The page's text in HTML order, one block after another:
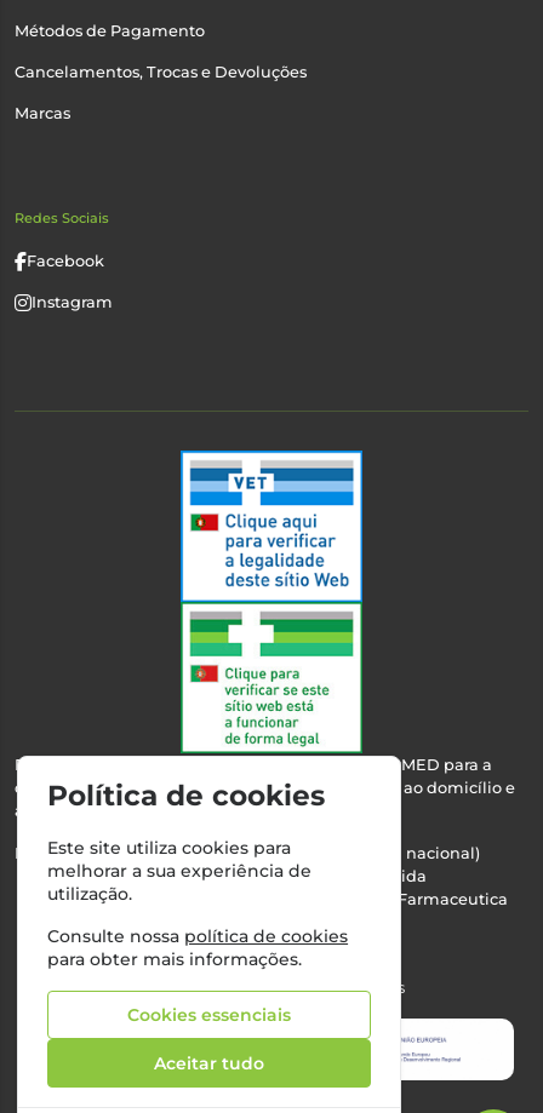
Métodos de Pagamento
Cancelamentos, Trocas e Devoluções
Marcas
Redes Sociais
Facebook
Instagram
Esta farmácia encontra-se autorizada pelo INFARMED para a
dispensa de medicamentos e produtos de saúde ao domicílio e
através da internet.
Nº Infarmed: 21 798 7100 (chamada para rede fixa nacional)
Direção Técnica:Maria Teresa Almeida
NIPC:510103669 | Teresa Almeida - Sociedade Farmaceutica
Alvará nº:2994
©2026 Todos os direitos reservados
Política de cookies
Este site utiliza cookies para
melhorar a sua experiência de
utilização.
Consulte nossa política de cookies
para obter mais informações.
Cookies essenciais
Aceitar tudo